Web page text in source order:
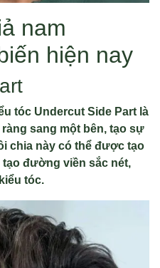
nam
hiện nay
tóc Undercut Side Part là
sang một bên, tạo sự
chia này có thể được tạo
đường viền sắc nét,
tóc.